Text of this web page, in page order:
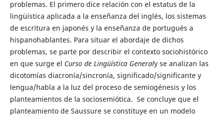
problemas. El primero dice relación con el estatus de la
lingüística aplicada a la enseñanza del inglés, los sistemas
de escritura en japonés y la enseñanza de portugués a
hispanohablantes. Para situar el abordaje de dichos
problemas, se parte por describir el contexto sociohistórico
en que surge el Curso de Lingüística Generaly se analizan las
dicotomías diacronía/sincronía, significado/significante y
lengua/habla a la luz del proceso de semiogénesis y los
planteamientos de la sociosemiótica. Se concluye que el
planteamiento de Saussure se constituye en un modelo